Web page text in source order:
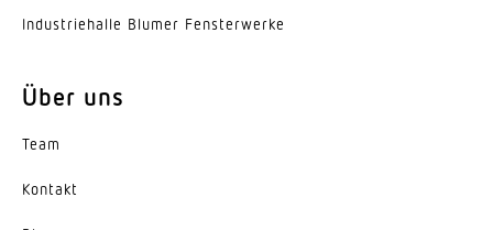
UGR < 21
D
Herstellergarantie
Indus­trie­halle Blumer Fensterwerke
Über uns
Team
Kontakt